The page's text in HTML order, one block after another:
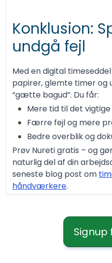
Konklusion:
undgå fejl
Med en digital
papirer, glemte timer og
“gætte bagud”. Du får:
Mere tid til det
Færre fejl og mere
Bedre overblik og
Prøv Nureti gratis – og
naturlig del af din
seneste blog post om
håndværkere.
Signup